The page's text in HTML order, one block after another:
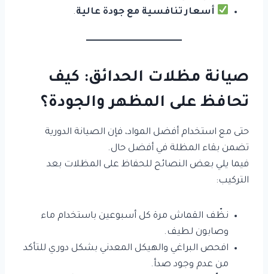
أسعار تنافسية مع جودة عالية.
صيانة مظلات الحدائق: كيف
تحافظ على المظهر والجودة؟
حتى مع استخدام أفضل المواد، فإن الصيانة الدورية
تضمن بقاء المظلة في أفضل حال.
فيما يلي بعض النصائح للحفاظ على المظلات بعد
التركيب:
نظّف القماش مرة كل أسبوعين باستخدام ماء
وصابون لطيف.
افحص البراغي والهيكل المعدني بشكل دوري للتأكد
من عدم وجود صدأ.